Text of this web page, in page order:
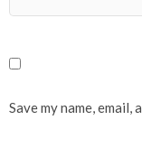
Save my name,